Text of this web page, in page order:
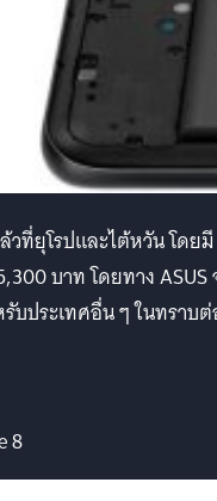
วที่ยุโรปและไต้หวัน โดยมี
บาท โดยทาง ASUS
บประเทศอื่น ๆ ในทราบ